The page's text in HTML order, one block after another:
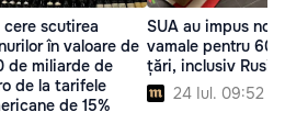
cere scutirea
în valoare de
de miliarde de
de la tarifele
de 15%
SUA au impus noi
vamale pentru 60
țări, inclusiv Rusia
24 Iul. 09:52